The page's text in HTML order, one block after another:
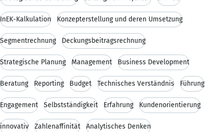
InEK-Kalkulation Konzepterstellung und deren Umsetzung
Segmentrechnung Deckungsbeitragsrechnung
Strategische Planung Management Business Development
Beratung Reporting Budget Technisches Verständnis Führung
Engagement Selbstständigkeit Erfahrung Kundenorientierung
innovativ Zahlenaffinität Analytisches Denken